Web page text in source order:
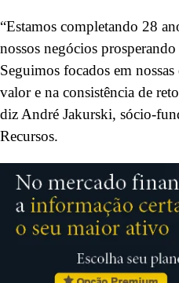
“Estamos completando 28
nossos negócios
Seguimos focados em
valor e na consistência de
diz André Jakurski, sócio-
Recursos.